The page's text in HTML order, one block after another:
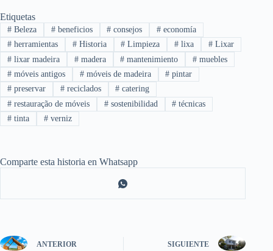
Etiquetas
#Beleza #beneficios # consejos # economía
#herramientas #Historia # Limpieza # lixa # Lixar
#lixar madeira #madera # mantenimiento # muebles
#móveis antigos #móveis de madeira # pintar
#preservar #reciclados # catering
#restauração de móveis #sostenibilidad # técnicas
#tinta #verniz
Comparte esta historia en Whatsapp
ANTERIOR SIGUIENTE